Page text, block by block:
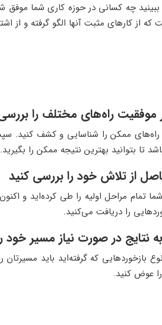
چه کسانی در حوزه کاری شما موفق
از کارهای مثبت آنها الگو گرفته و از
راه‌های ممکن را شناسایی و کشف کنید.
تا بتوانید بهترین نتیجه ممکن را بگیرید.
شما تمام مراحل اولیه را طی کرده‌اید
را دریافت می‌کنید.
بازخوردهایی که گرفته‌اید باید
عوض کنید.